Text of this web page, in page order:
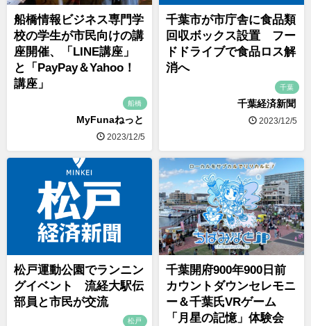
船橋情報ビジネス専門学
校の学生が市民向けの講
座開催、「LINE講座」
と「PayPay＆Yahoo！
講座」
船橋
MyFunaねっと
2023/12/5
千葉市が市庁舎に食品類
回収ボックス設置 フー
ドドライブで食品ロス解
消へ
千葉
千葉経済新聞
2023/12/5
松戸運動公園でランニン
グイベント 流経大駅伝
部員と市民が交流
松戸
千葉開府900年900日前
カウントダウンセレモニ
ー＆千葉氏VRゲーム
「月星の記憶」体験会